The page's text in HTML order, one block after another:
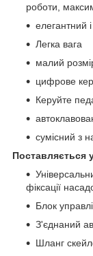
роботи,
елегантний
Легка вага
малий
цифрове
Керуйте
сумісний з
Поставляється
фіксації
Блок
З'єднаний
Шланг